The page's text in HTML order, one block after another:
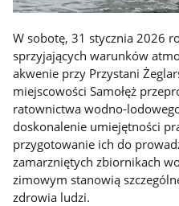
W sobotę, 31 stycznia 2026
sprzyjających warunków
akwenie przy Przystani
miejscowości Samołęż
ratownictwa wodno-
doskonalenie umiejętności
przygotowanie ich do
zamarzniętych zbiornikach
zimowym stanowią
zdrowia ludzi.